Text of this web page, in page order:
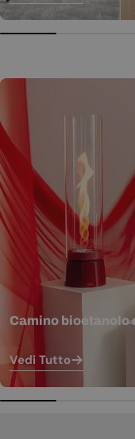
Camino bioetanolo
Vedi Tutto